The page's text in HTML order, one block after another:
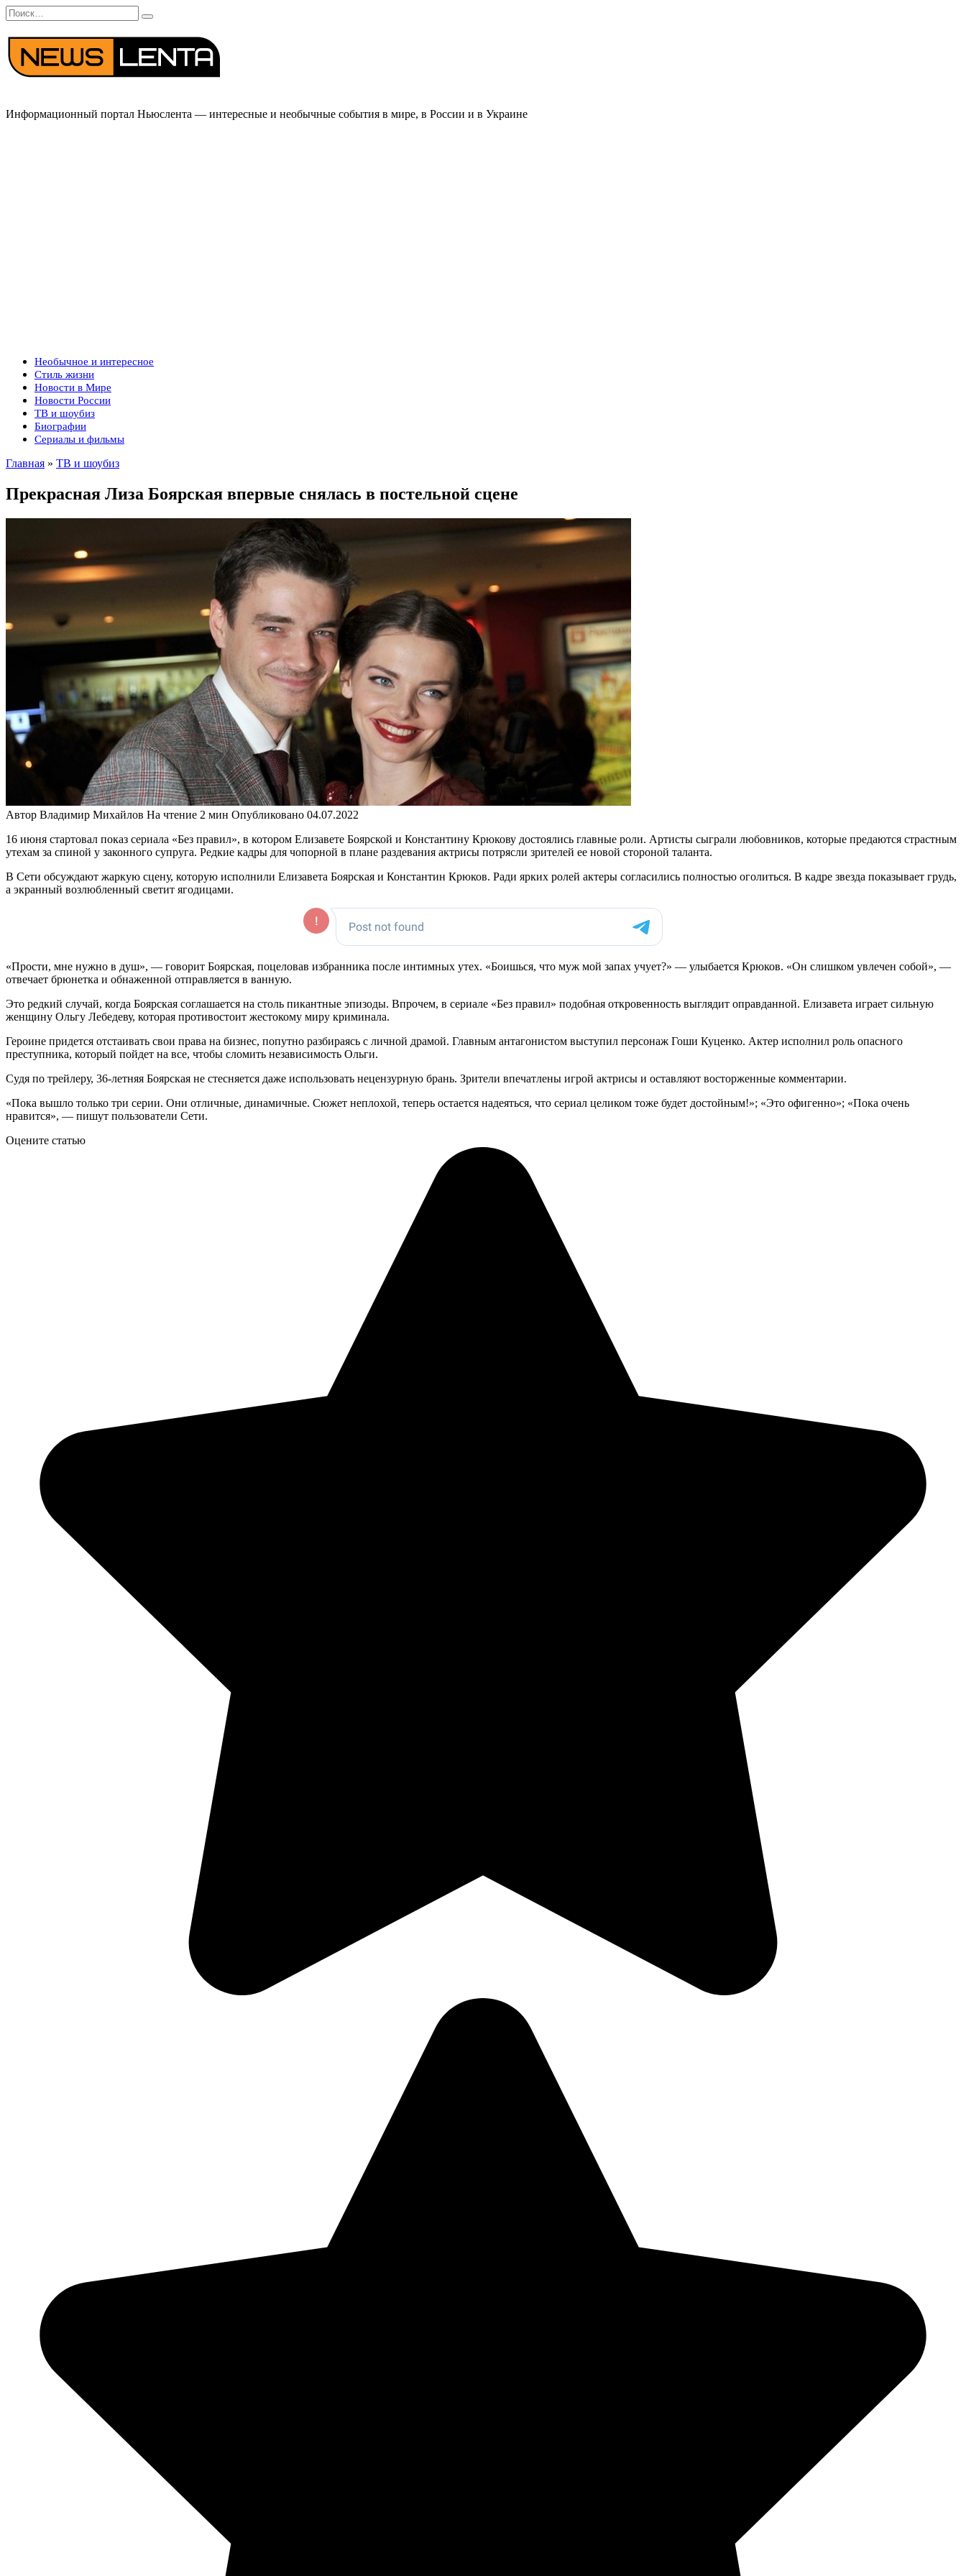
Перейти
к
содержанию
Search
for:
Информационный портал Ньюслента — интересные и необычные события в мире, в России и в Украине
Необычное и интересное
Стиль жизни
Новости в Мире
Новости России
ТВ и шоубиз
Биографии
Сериалы и фильмы
Главная » ТВ и шоубиз
Прекрасная Лиза Боярская впервые снялась в постельной сцене
Автор Владимир Михайлов На чтение 2 мин Опубликовано 04.07.2022
16 июня стартовал показ сериала «Без правил», в котором Елизавете Боярской и Константину Крюкову достоялись главные роли. Артисты сыграли любовников, которые предаются страстным
утехам за спиной у законного супруга. Редкие кадры для чопорной в плане раздевания актрисы потрясли зрителей ее новой стороной таланта.
В Сети обсуждают жаркую сцену, которую исполнили Елизавета Боярская и Константин Крюков. Ради ярких ролей актеры согласились полностью оголиться. В кадре звезда показывает грудь,
а экранный возлюбленный светит ягодицами.
«Прости, мне нужно в душ», — говорит Боярская, поцеловав избранника после интимных утех. «Боишься, что муж мой запах учует?» — улыбается Крюков. «Он слишком увлечен собой», —
отвечает брюнетка и обнаженной отправляется в ванную.
Это редкий случай, когда Боярская соглашается на столь пикантные эпизоды. Впрочем, в сериале «Без правил» подобная откровенность выглядит оправданной. Елизавета играет сильную
женщину Ольгу Лебедеву, которая противостоит жестокому миру криминала.
Героине придется отстаивать свои права на бизнес, попутно разбираясь с личной драмой. Главным антагонистом выступил персонаж Гоши Куценко. Актер исполнил роль опасного
преступника, который пойдет на все, чтобы сломить независимость Ольги.
Судя по трейлеру, 36-летняя Боярская не стесняется даже использовать нецензурную брань. Зрители впечатлены игрой актрисы и оставляют восторженные комментарии.
«Пока вышло только три серии. Они отличные, динамичные. Сюжет неплохой, теперь остается надеяться, что сериал целиком тоже будет достойным!»; «Это офигенно»; «Пока очень
нравится», — пишут пользователи Сети.
Оцените статью